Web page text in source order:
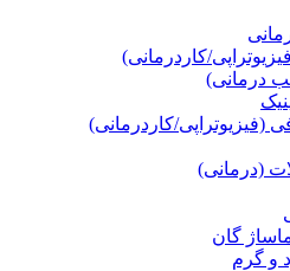
کاردرمانی)
درمانی)
(فیزیوتراپی/کاردرمانی)
(درمانی)
گان
و گرم